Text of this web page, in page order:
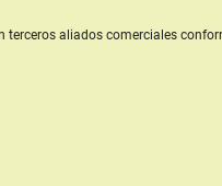
terceros aliados comerciales